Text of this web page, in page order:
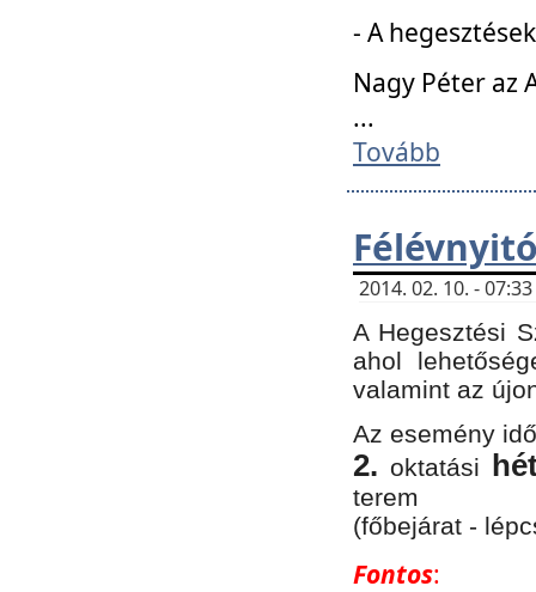
- A
Nagy Péter az
...
Tovább
2014. 02. 10. -
A Hegesztési
ahol
valamint az
Az esemény
2. oktatási
terem
(főbejárat -
Fontos: